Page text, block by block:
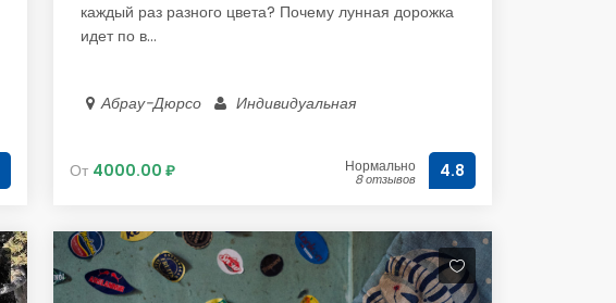
каждый раз разного цвета? Почему лунная дорожка
идет по в...
Абрау-Дюрсо Индивидуальная
От 4000.00 ₽ Нормально
8 отзывов 4.8